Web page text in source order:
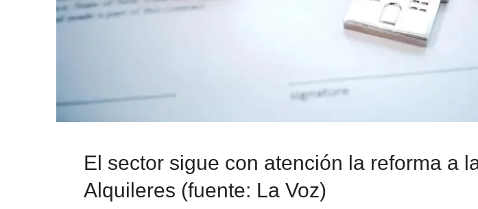
El sector sigue con atención la reforma a
Alquileres (fuente: La Voz)